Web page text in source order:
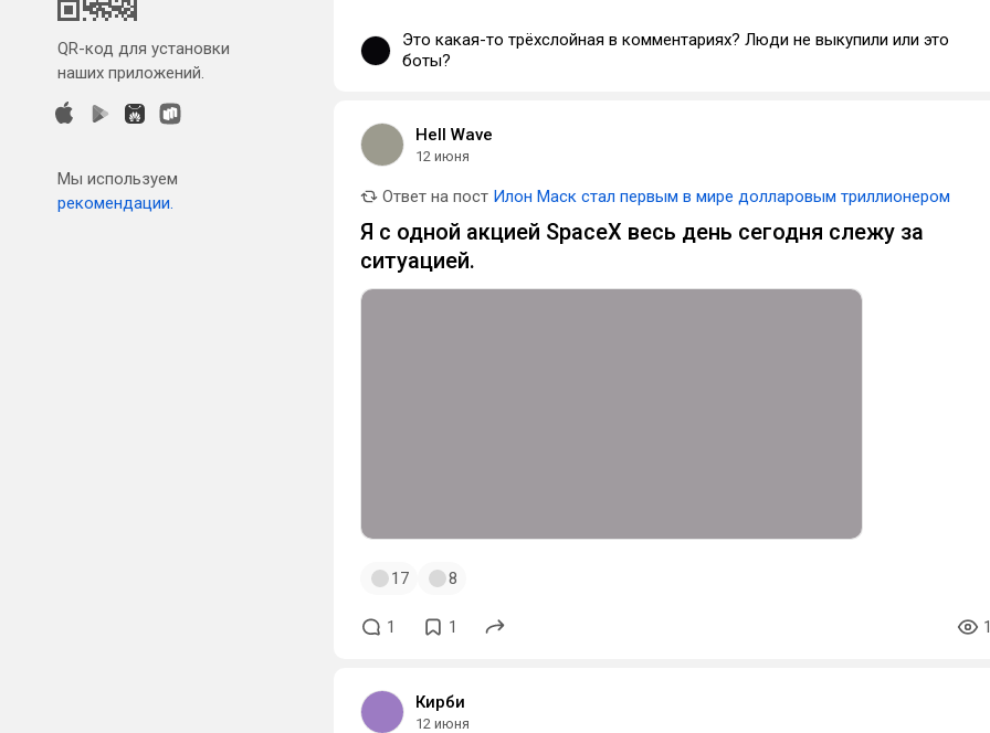
QR-код для установки
наших приложений.
Мы используем
рекомендации.
Это какая-то трёхслойная в комментариях? Люди не выкупили или это
боты?
Hell Wave
12 июня
Ответ на пост Илон Маск стал первым в мире долларовым триллионером
Я с одной акцией SpaceX весь день сегодня слежу за
ситуацией.
17 8
1 1
Кирби
12 июня